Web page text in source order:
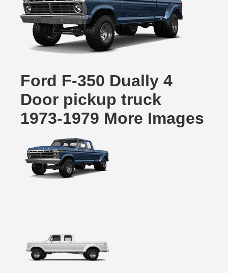
Ford F-350 Dually 4
Door pickup truck
1973-1979 More Images